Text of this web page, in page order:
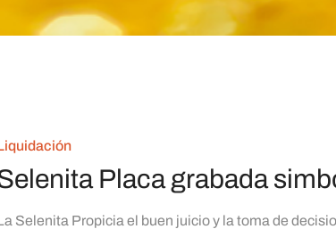
Placa grabada
Selenita Propicia el buen juicio y la toma de